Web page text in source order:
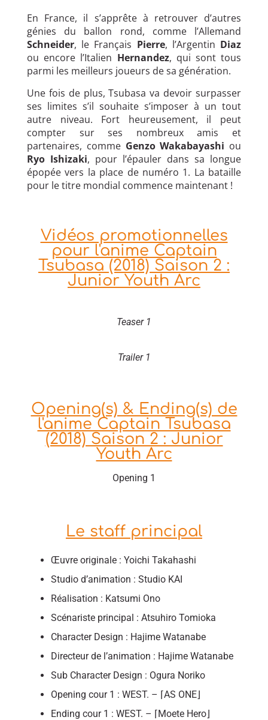
En France, il s’apprête à retrouver d’autres
génies du ballon rond, comme l’Allemand
Schneider, le Français Pierre, l’Argentin Diaz
ou encore l’Italien Hernandez, qui sont tous
parmi les meilleurs joueurs de sa génération.
Une fois de plus, Tsubasa va devoir surpasser
ses limites s’il souhaite s’imposer à un tout
autre niveau. Fort heureusement, il peut
compter sur ses nombreux amis et
partenaires, comme Genzo Wakabayashi ou
Ryo Ishizaki, pour l’épauler dans sa longue
épopée vers la place de numéro 1. La bataille
pour le titre mondial commence maintenant !
Vidéos promotionnelles
pour l'anime Captain
Tsubasa (2018) Saison 2 :
Junior Youth Arc
Teaser 1
Trailer 1
Opening(s) & Ending(s) de
l'anime Captain Tsubasa
(2018) Saison 2 : Junior
Youth Arc
Opening 1
Le staff principal
Œuvre originale : Yoichi Takahashi
Studio d’animation : Studio KAI
Réalisation : Katsumi Ono
Scénariste principal : Atsuhiro Tomioka
Character Design : Hajime Watanabe
Directeur de l’animation : Hajime Watanabe
Sub Character Design : Ogura Noriko
Opening cour 1 : WEST. – ⌈AS ONE⌋
Ending cour 1 : WEST. – ⌈Moete Hero⌋